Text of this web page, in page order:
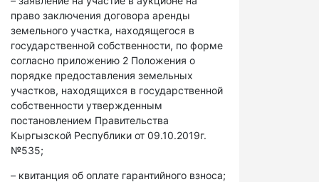
право заключения договора аренды
земельного участка, находящегося в
государственной собственности, по форме
согласно приложению 2 Положения о
порядке предоставления земельных
участков, находящихся в государственной
собственности утвержденным
постановлением Правительства
Кыргызской Республики от 09.10.2019г.
№535;
– квитанция об оплате гарантийного взноса;